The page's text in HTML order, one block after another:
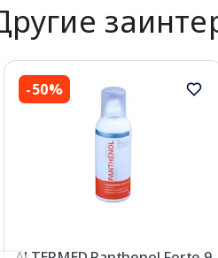
-50%